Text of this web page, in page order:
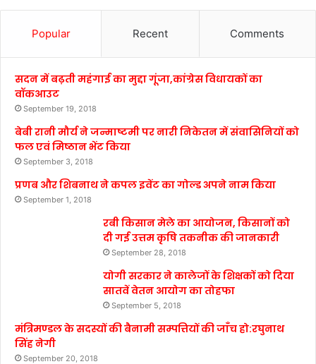
Popular Recent Comments
सदन में बढ़ती महंगाई का मुद्दा गूंजा,कांग्रेस विधायकों का
वॉकआउट
September 19, 2018
बेबी रानी मौर्य ने जन्माष्टमी पर नारी निकेतन में संवासिनियों को
फल एवं मिष्ठान भेंट किया
September 3, 2018
प्रणब और शिबनाथ ने कपल इवेंट का गोल्ड अपने नाम किया
September 1, 2018
रबी किसान मेले का आयोजन, किसानों को
दी गई उत्तम कृषि तकनीक की जानकारी
September 28, 2018
योगी सरकार ने कालेजों के शिक्षकों को दिया
सातवें वेतन आयोग का तोहफा
September 5, 2018
मंत्रिमण्डल के सदस्यों की बैनामी सम्पत्तियों की जाँच हो:रघुनाथ
सिंह नेगी
September 20, 2018